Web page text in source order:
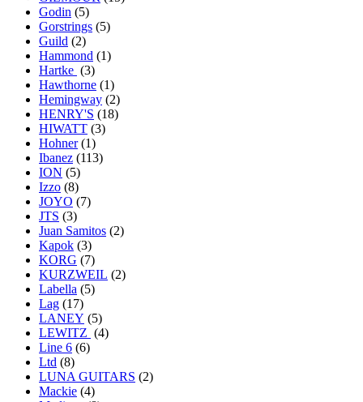
Godin (5)
Gorstrings (5)
Guild (2)
Hammond (1)
Hartke (3)
Hawthorne (1)
Hemingway (2)
HENRY'S (18)
HIWATT (3)
Hohner(1)
Ibanez (113)
ION (5)
Izzo (8)
JOYO (7)
JTS (3)
Juan Samitos (2)
Kapok (3)
KORG (7)
KURZWEIL (2)
Labella (5)
Lag (17)
LANEY (5)
LEWITZ (4)
Line 6 (6)
Ltd (8)
LUNA GUITARS (2)
Mackie (4)